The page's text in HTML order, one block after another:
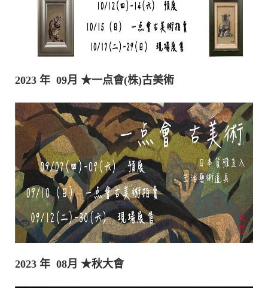
2023 年 09月 ★一点會(株)古美術
2023 年 08月 ★秋大會